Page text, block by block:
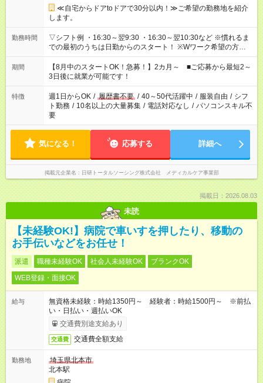
≪自宅からドアtoドアで30分以内！≫ご希望の勤務地を紹介
します。
勤務時間
▽シフト例 ・16:30～翌9:30 ・16:30～翌10:30など ※慣れるま
での最初のうちは日勤からのスタート！ ※Wワーク希望の方へ
今ご覧のお仕事で希望する勤務時間と、もう1つのお仕事の勤務
時間。 合計で週40時間を超える場合は応募できません。
期間
【8月中のスタートOK！急募！】2カ月～ ■ご応募から最短2～
3日後に就業が可能です！
特徴 週1日からOK / 履歴書不要 / 40～50代活躍中 / 服装自由 / シフ
ト勤務 / 10名以上の大量募集 / 電話対応なし / パソコンスキル不
要
気になる！ 応募する 詳細へ
掲載元企業名 日研トータルソーシング株式会社 メディカルケア事業部
掲載日：2026.08.03
未読
【未経験OK!】病院で車いすを押したり、移動の
お手伝いなどをお任せ！
派遣 職種未経験OK 社会人未経験OK
ブランクOK
WEB登録・面接OK
給与
無資格未経験：時給1350円～ 経験者：時給1500円～ ※前払
い・日払い・週払いOK
交通費別途支給あり
交通費 交通費全額支給
勤務地
埼玉県北本市
北本駅